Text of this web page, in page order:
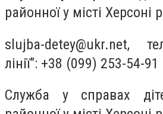
районної у місті Херсоні
slujba-detey@ukr.net,
лінії”: +38 (099) 253-54-91
Служба у справах